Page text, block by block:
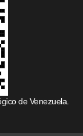
de Venezuela.